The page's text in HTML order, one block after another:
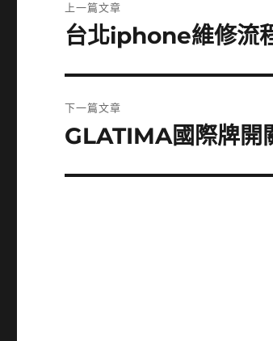
章
上一篇文章
上
篇
文
台北iphone維修流
下一篇文章
下
篇
GLATIMA國際牌開